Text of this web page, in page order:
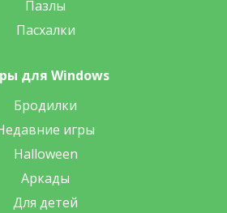
Пазлы
Пасхалки
для Windows
Бродилки
игры
Halloween
Аркады
Для детей